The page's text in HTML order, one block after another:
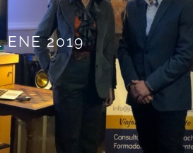
ENE 2019